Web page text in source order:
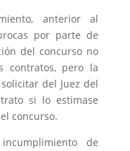
anterior al
por parte de
del concurso no
contratos, pero la
del Juez del
si lo estimase
concurso.
de